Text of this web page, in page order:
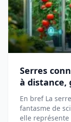
Serres
à distance,
En bref La
fantasme de
elle